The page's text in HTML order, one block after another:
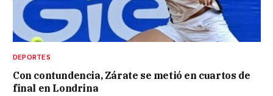
DEPORTES
Con contundencia, Zárate se metió en cuartos de
final en Londrina